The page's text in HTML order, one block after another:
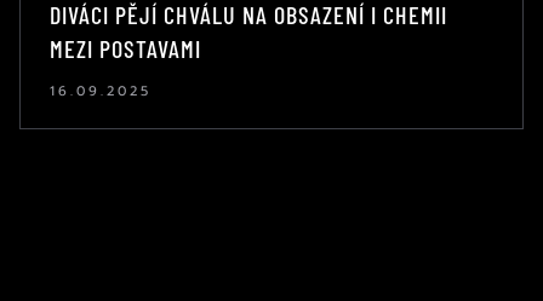
DIVÁCI PĚJÍ CHVÁLU NA OBSAZENÍ I CHEMII
MEZI POSTAVAMI
16.09.2025